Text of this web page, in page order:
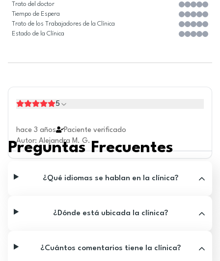
Trato del doctor
Tiempo de Espera
Trato de los Trabajadores de la Clínica
Estado de la Clínica
5
hace 3 años
Paciente verificado
Autor: Alejandra M. G.
Preguntas Frecuentes
¿Qué idiomas se hablan en la clínica?
¿Dónde está ubicada la clínica?
¿Cuántos comentarios tiene la clínica?